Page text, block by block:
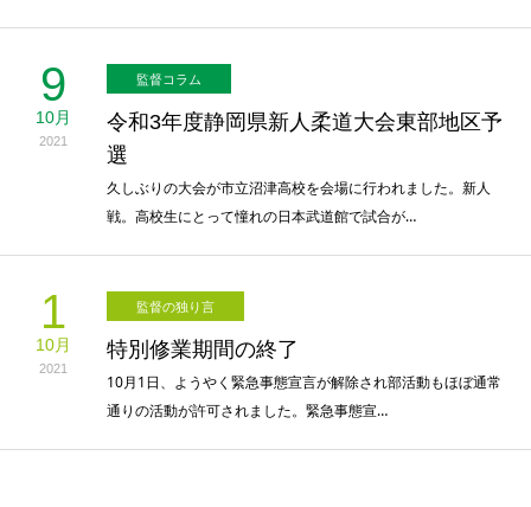
9
10月
2021
監督コラム
令和3年度静岡県新人柔道大会東部地区予
選
久しぶりの大会が市立沼津高校を会場に行われました。新人
戦。高校生にとって憧れの日本武道館で試合が…
1
10月
2021
監督の独り言
特別修業期間の終了
10月1日、ようやく緊急事態宣言が解除され部活動もほぼ通常
通りの活動が許可されました。緊急事態宣…